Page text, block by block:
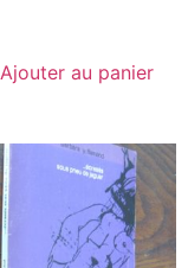
Ajouter au panier